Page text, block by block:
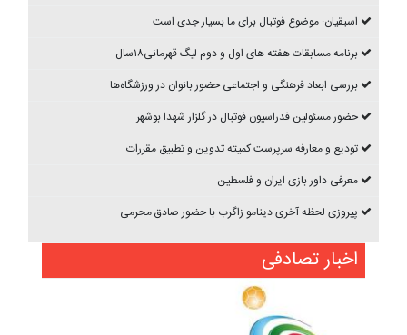
اسبقیان: موضوع فوتبال برای ما بسیار جدی است
برنامه مسابقات هفته های اول و دوم ليگ قهرمانی۱۸سال
بررسی ابعاد فرهنگی و اجتماعی حضور بانوان در ورزشگاه‌ها
حضور مسئولین فدراسیون فوتبال در گلزار شهدا بوشهر
تودیع و معارفه سرپرست کمیته تدوین و تطبیق مقررات
معرفی داور بازی ایران و فلسطین
پیروزی لحظه آخری دینامو زاگرب با حضور صادق محرمی
اخبار تصادفی